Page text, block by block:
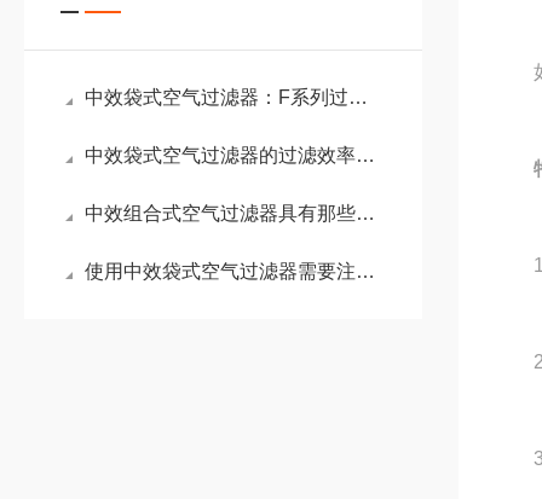
中效袋式空气过滤器：F系列过滤器的中坚力量
中效袋式空气过滤器的过滤效率该如何评估？
中效组合式空气过滤器具有那些特点？
使用中效袋式空气过滤器需要注意的细节有哪些？
如
1、
2、
3